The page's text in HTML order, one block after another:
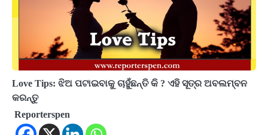
Love Tips: ଝିଅ ପଟାଇବାକୁ ଚାହୁଁଛନ୍ତି କି ? ଏହି ସୂତ୍ର ଅବଲମ୍ବନ
କରନ୍ତୁ
Reporterspen